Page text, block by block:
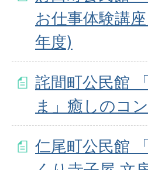
お仕事体験講
年度)
詫間町公民館
ま」癒しのコ
仁尾町公民館